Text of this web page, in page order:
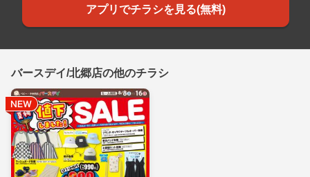
アプリでチラシを見る(無料)
バースデイ/北郷店の他のチラシ